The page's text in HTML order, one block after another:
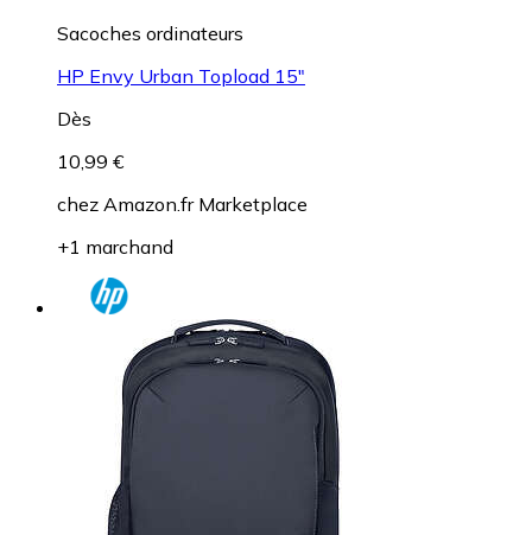
Sacoches ordinateurs
HP Envy Urban Topload 15"
Dès
10,99 €
chez Amazon.fr Marketplace
+1 marchand